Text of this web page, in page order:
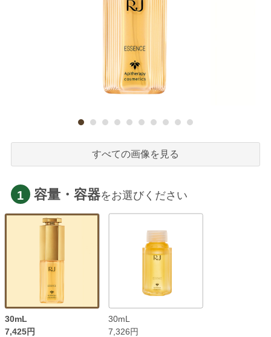
すべての画像を見る
1 容量・容器をお選びください
30mL
7,425円
30mL
7,326円